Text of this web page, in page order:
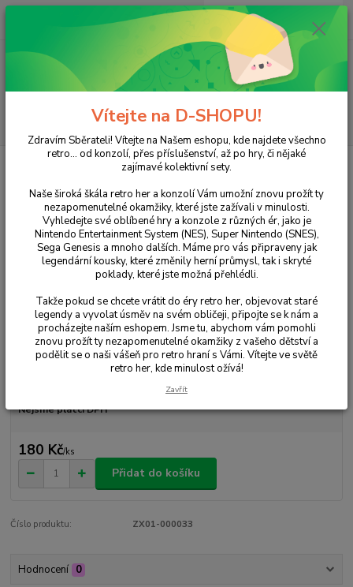
Menu
(Po-Pá, 15:00-20:00 hod.)
ks
0 Kč
Hry How To Be a Hero
How To Be a Hero
Ohodnotit produkt
Nejsme plátci DPH
180 Kč/ks
Přidat do košíku
Číslo produktu: ZX01-000033
Hodnocení 0
Vítejte na D-SHOPU!
Zdravím Sběrateli! Vítejte na Našem eshopu, kde najdete všechno
retro... od konzolí, přes příslušenství, až po hry, či nějaké
zajímavé kolektivní sety.
Naše široká škála retro her a konzolí Vám umožní znovu prožít ty
nezapomenutelné okamžiky, které jste zažívali v minulosti.
Vyhledejte své oblíbené hry a konzole z různých ér, jako je
Nintendo Entertainment System (NES), Super Nintendo (SNES),
Sega Genesis a mnoho dalších. Máme pro vás připraveny jak
legendární kousky, které změnily herní průmysl, tak i skryté
poklady, které jste možná přehlédli.
Takže pokud se chcete vrátit do éry retro her, objevovat staré
legendy a vyvolat úsměv na svém obličeji, připojte se k nám a
procházejte naším eshopem. Jsme tu, abychom vám pomohli
znovu prožít ty nezapomenutelné okamžiky z vašeho dětství a
podělit se o naši vášeň pro retro hraní s Vámi. Vítejte ve světě
retro her, kde minulost ožívá!
Zavřít